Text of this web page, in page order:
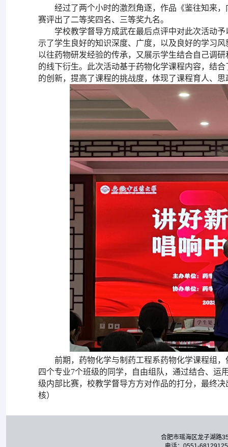
经过了两个小时的激烈角逐，作品《鉴往知来
赛评出了二等奖四名、三等奖九名。
学校教学督导方成武在最后点评中对此次活动
示了学生良好的知识深度、广度，以及良好的学习
以往药物研发经验的传承，又展示学生结合自己调
的线下衍生。此次活动基于药物化学课程内容，结
的创新，提高了课程的挑战度，体现了课程育人、
前期，药物化学与制药工程系药物化学课程组
四个专业7个班级的同学，自由组队，通过结合、运
级内部比赛，校教学督导方方对作品的打分，最终
核）
合肥市瑶海区龙子湖路